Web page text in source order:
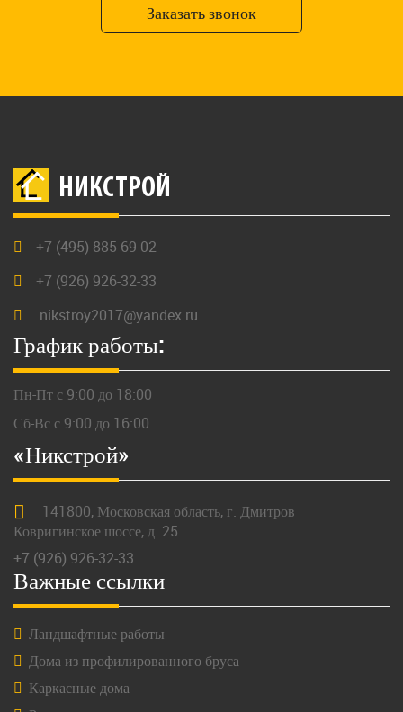
Заказать звонок
НИКСТРОЙ
+7 (495) 885-69-02
+7 (926) 926-32-33
nikstroy2017@yandex.ru
График работы:
Пн-Пт с 9:00 до 18:00
Сб-Вс с 9:00 до 16:00
«Никстрой»
141800, Московская область, г. Дмитров
Ковригинское шоссе, д. 25
+7 (926) 926-32-33
Важные ссылки
Ландшафтные работы
Дома из профилированного бруса
Каркасные дома